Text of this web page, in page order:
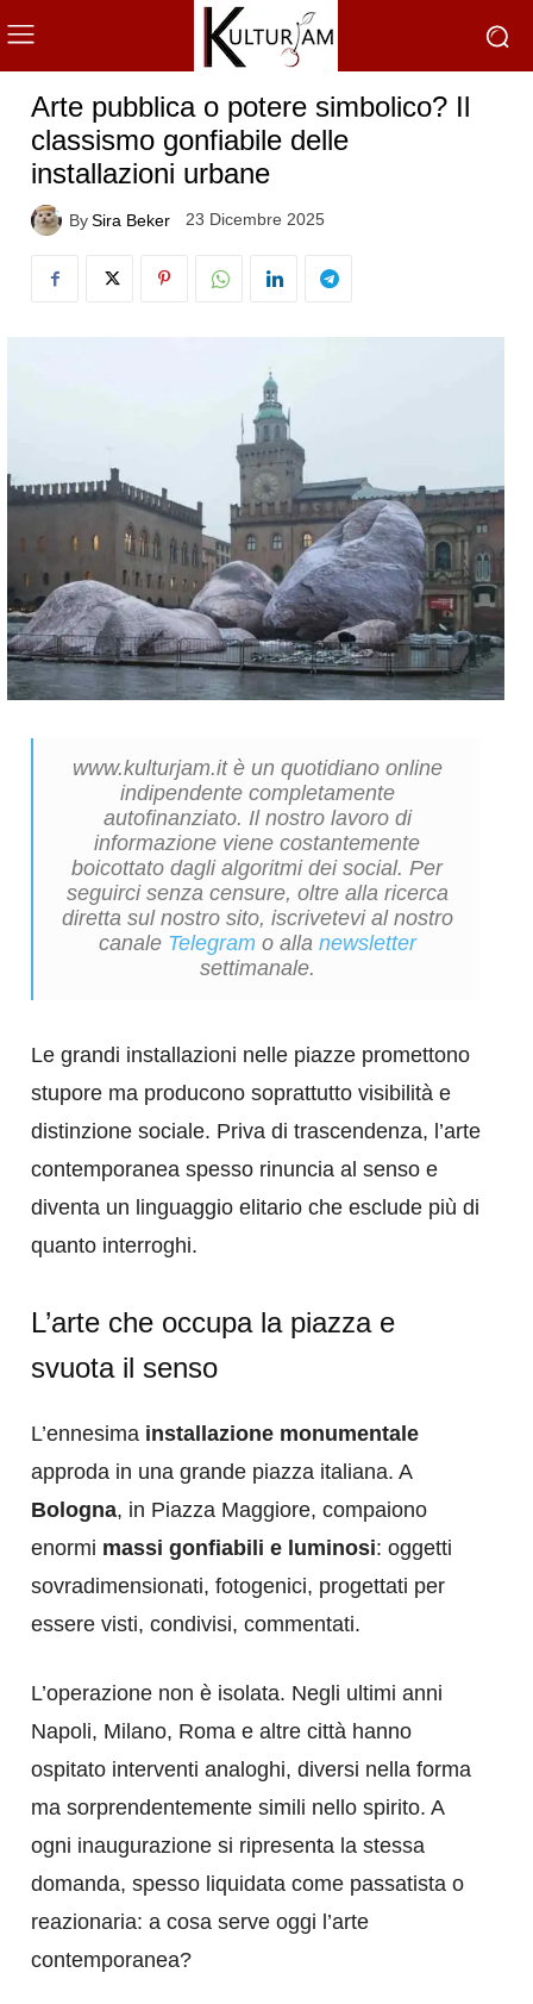
Arte pubblica o potere simbolico? Il
classismo gonfiabile delle
installazioni urbane
BySira Beker 23 Dicembre 2025
www.kulturjam.it è un quotidiano online
indipendente completamente
autofinanziato. Il nostro lavoro di
informazione viene costantemente
boicottato dagli algoritmi dei social. Per
seguirci senza censure, oltre alla ricerca
diretta sul nostro sito, iscrivetevi al nostro
canale Telegram o alla newsletter
settimanale.
Le grandi installazioni nelle piazze promettono
stupore ma producono soprattutto visibilità e
distinzione sociale. Priva di trascendenza, l’arte
contemporanea spesso rinuncia al senso e
diventa un linguaggio elitario che esclude più di
quanto interroghi.
L’arte che occupa la piazza e
svuota il senso
L’ennesima installazione monumentale
approda in una grande piazza italiana. A
Bologna, in Piazza Maggiore, compaiono
enormi massi gonfiabili e luminosi: oggetti
sovradimensionati, fotogenici, progettati per
essere visti, condivisi, commentati.
L’operazione non è isolata. Negli ultimi anni
Napoli, Milano, Roma e altre città hanno
ospitato interventi analoghi, diversi nella forma
ma sorprendentemente simili nello spirito. A
ogni inaugurazione si ripresenta la stessa
domanda, spesso liquidata come passatista o
reazionaria: a cosa serve oggi l’arte
contemporanea?